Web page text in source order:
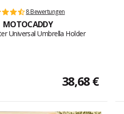
8 Bewertungen
MOTOCADDY
Universal Umbrella Holder
38,68 €